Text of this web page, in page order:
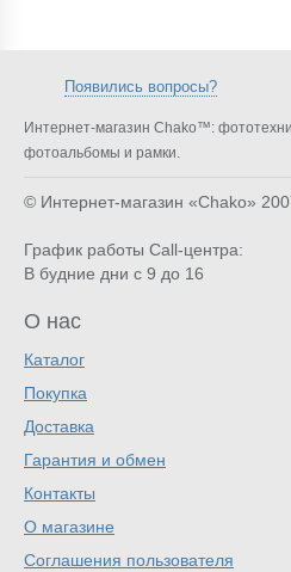
Появились вопросы?
Интернет-магазин Chako™:
фотоальбомы и рамки.
© Интернет-магазин «Chako»
График работы Call-центра:
В будние дни с 9 до 16
О нас
Каталог
Покупка
Доставка
Гарантия и обмен
Контакты
О магазине
Соглашения пользователя